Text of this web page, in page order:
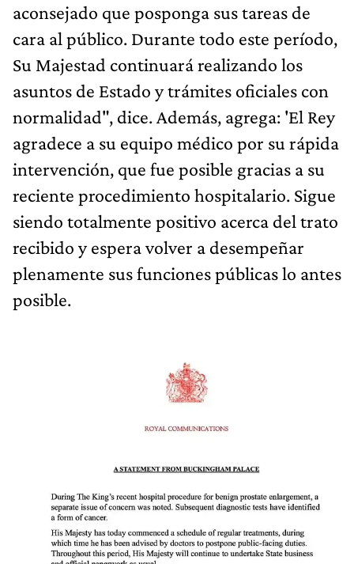
aconsejado que posponga sus tareas de
cara al público. Durante todo este período,
Su Majestad continuará realizando los
asuntos de Estado y trámites oficiales con
normalidad", dice. Además, agrega: 'El Rey
agradece a su equipo médico por su rápida
intervención, que fue posible gracias a su
reciente procedimiento hospitalario. Sigue
siendo totalmente positivo acerca del trato
recibido y espera volver a desempeñar
plenamente sus funciones públicas lo antes
posible.